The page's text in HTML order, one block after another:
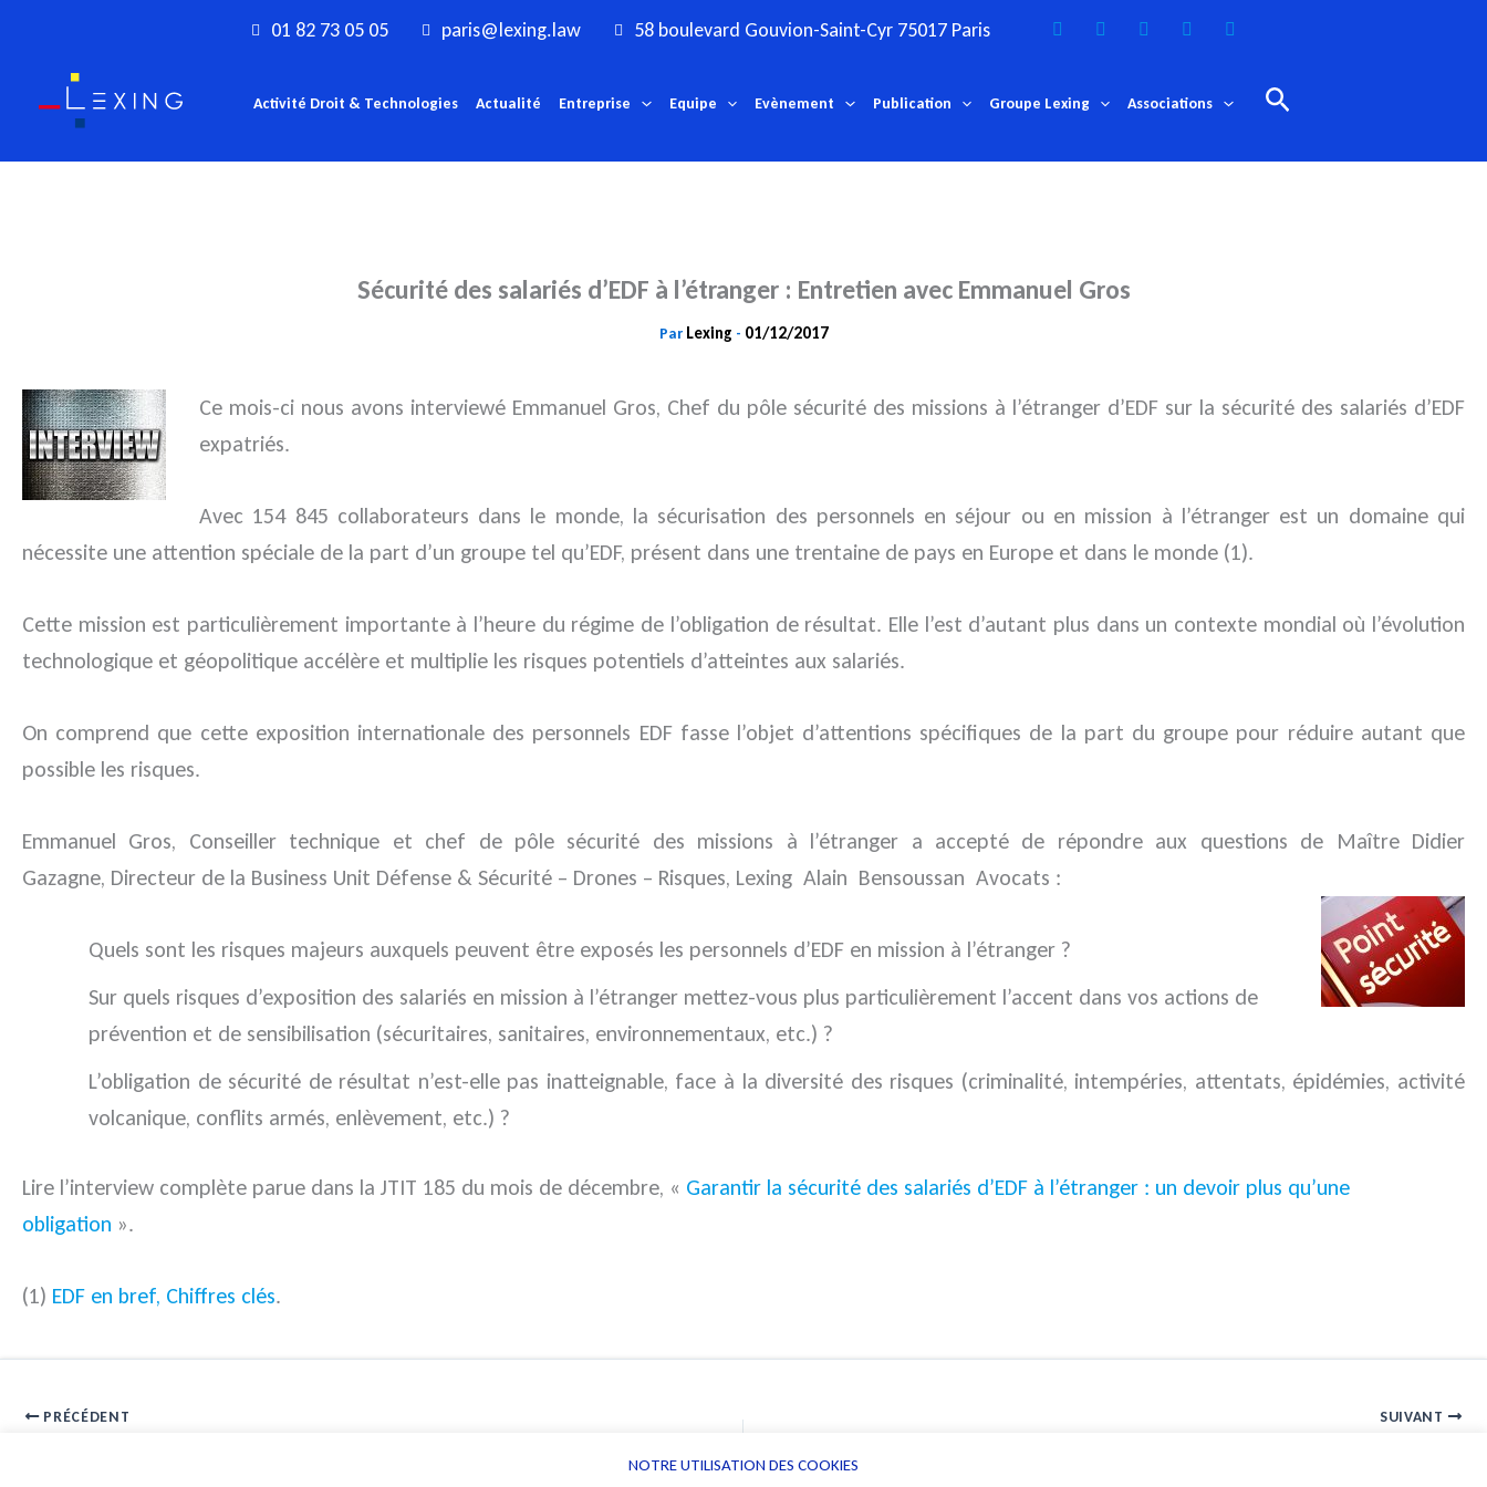
contenu
01 82 73 05 05 paris@lexing.law 58 boulevard Gouvion-Saint-Cyr 75017 Paris
Activité Droit & Technologies Actualité Entreprise Equipe Evènement Publication Groupe Lexing Associations Rechercher
Sécurité des salariés d’EDF à l’étranger : Entretien avec Emmanuel Gros
Par Lexing - 01/12/2017
Ce mois-ci nous avons interviewé Emmanuel Gros, Chef du pôle sécurité des missions à l’étranger d’EDF sur la sécurité des salariés d’EDF
expatriés.
Avec 154 845 collaborateurs dans le monde, la sécurisation des personnels en séjour ou en mission à l’étranger est un domaine qui
nécessite une attention spéciale de la part d’un groupe tel qu’EDF, présent dans une trentaine de pays en Europe et dans le monde (1).
Cette mission est particulièrement importante à l’heure du régime de l’obligation de résultat. Elle l’est d’autant plus dans un contexte mondial où l’évolution
technologique et géopolitique accélère et multiplie les risques potentiels d’atteintes aux salariés.
On comprend que cette exposition internationale des personnels EDF fasse l’objet d’attentions spécifiques de la part du groupe pour réduire autant que
possible les risques.
Emmanuel Gros, Conseiller technique et chef de pôle sécurité des missions à l’étranger a accepté de répondre aux questions de Maître Didier
Gazagne, Directeur de la Business Unit Défense & Sécurité – Drones – Risques, Lexing Alain Bensoussan Avocats :
Quels sont les risques majeurs auxquels peuvent être exposés les personnels d’EDF en mission à l’étranger ?
Sur quels risques d’exposition des salariés en mission à l’étranger mettez-vous plus particulièrement l’accent dans vos actions de
prévention et de sensibilisation (sécuritaires, sanitaires, environnementaux, etc.) ?
L’obligation de sécurité de résultat n’est-elle pas inatteignable, face à la diversité des risques (criminalité, intempéries, attentats, épidémies, activité
volcanique, conflits armés, enlèvement, etc.) ?
Lire l’interview complète parue dans la JTIT 185 du mois de décembre, « Garantir la sécurité des salariés d’EDF à l’étranger : un devoir plus qu’une
obligation ».
(1) EDF en bref, Chiffres clés.
PRÉCÉDENT SUIVANT
NOTRE UTILISATION DES COOKIES